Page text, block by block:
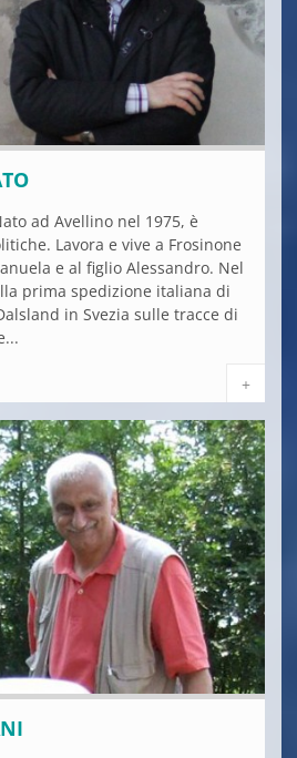
ad Avellino nel 1975, è
Lavora e vive a Frosinone
e al figlio Alessandro. Nel
prima spedizione italiana di
in Svezia sulle tracce di
+